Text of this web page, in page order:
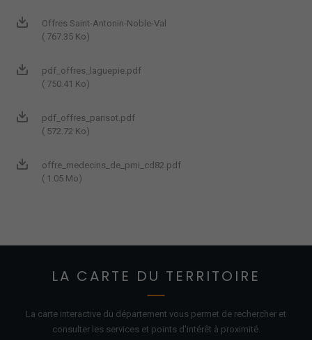
Offres Saint-Antonin-Noble-Val
( 767.35 Ko)
pdf_offres_laguepie.pdf
( 750.41 Ko)
pdf_offres_parisot.pdf
( 572.72 Ko)
offre_medecins_de_pmi_cd82.pdf
( 1.05 Mo)
LA CARTE DU TERRITOIRE
La carte interactive du département vous permet de rechercher et
consulter les services et points d'intérêt à proximité.